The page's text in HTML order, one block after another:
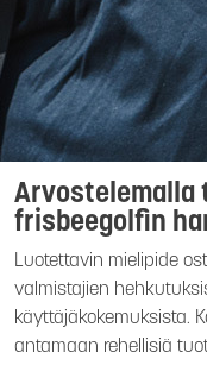
frisbeegolfin
Luotettavin mielipide
valmistajien
käyttäjäkokemuksista.
antamaan rehellisiä